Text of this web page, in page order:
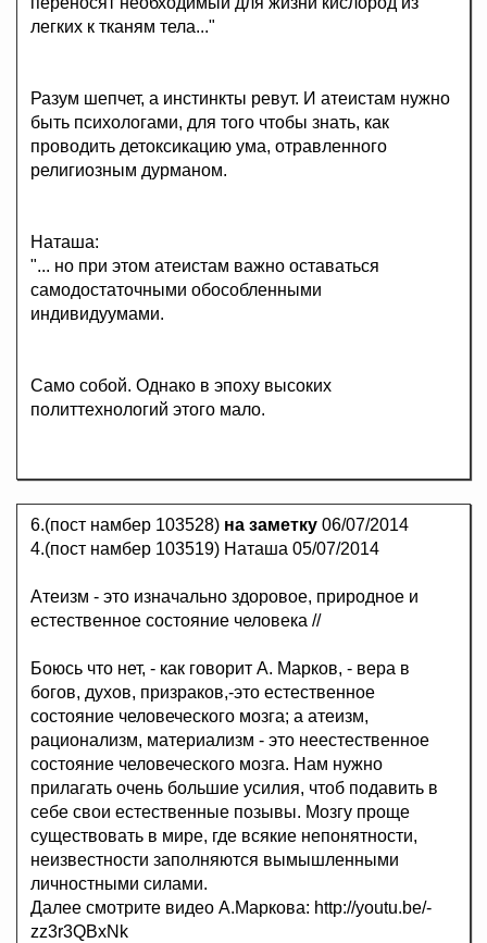
легких к тканям тела..."
Разум шепчет, а инстинкты ревут. И атеистам нужно
быть психологами, для того чтобы знать, как
проводить детоксикацию ума, отравленного
религиозным дурманом.
Наташа:
"... но при этом атеистам важно оставаться
самодостаточными обособленными
индивидуумами.
Само собой. Однако в эпоху высоких
политтехнологий этого мало.
6.(пост намбер 103528) на заметку 06/07/2014
4.(пост намбер 103519) Наташа 05/07/2014
Атеизм - это изначально здоровое, природное и
естественное состояние человека //
Боюсь что нет, - как говорит А. Марков, - вера в
богов, духов, призраков,-это естественное
состояние человеческого мозга; а атеизм,
рационализм, материализм - это неестественное
состояние человеческого мозга. Нам нужно
прилагать очень большие усилия, чтоб подавить в
себе свои естественные позывы. Мозгу проще
существовать в мире, где всякие непонятности,
неизвестности заполняются вымышленными
личностными силами.
Далее смотрите видео А.Маркова: http://youtu.be/-
zz3r3QBxNk